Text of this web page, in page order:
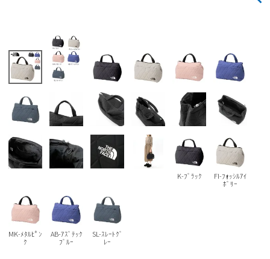
ウェア
Parade
SKECHERS
moz
puma
ワークシューズ
ブーツ
ウェア
Parade
SKECHERS
EDWIN
new balance
ブーツ
SKECHERS
new balance
asics
キッズSALE
ボディバッグ
ハンドバッグ
ビジネスバッグ
トートバッグ
ショルダーバッグ
財布
すべての商品
ケア用品
店舗一覧
ご利用ガイド
会員サービス
メルマガ購買
K-ﾌﾞﾗｯｸ
FI-ﾌｫｯｼﾙｱｲ
ﾎﾞﾘｰ
MK-ﾒﾀﾙﾋﾟﾝ
ｸ
AB-ｱｽﾞﾃｯｸ
ﾌﾞﾙｰ
SL-ｽﾚｰﾄｸﾞ
ﾚｰ